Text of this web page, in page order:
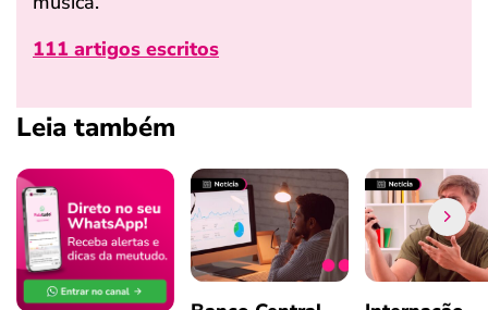
111 artigos escritos
Leia também